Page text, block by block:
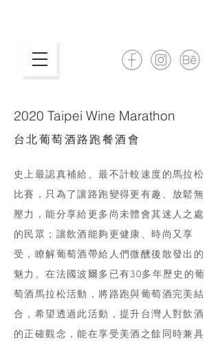
2020 Taipei Wine Marathon
台北葡萄酒路跑餐酒會
史上最認真補給、最不計較速度的馬拉松
比賽，只為了讓路跑變得更有趣、放鬆無
壓力，能分享給更多尚未體會其迷人之處
的民眾；讓飲酒能夠更健康、時尚又享
受，瞭解葡萄酒帶給人們微醺後散發出的
魅力。在法國波爾多已有30多年歷史的葡
萄酒馬拉松活動，將路跑與葡萄酒完美結
合，希望透過此活動，提升台灣人對飲酒
的正確觀念，能在享受美酒之餘同時兼具